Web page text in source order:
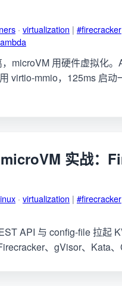
· virtualization | #firecracker
microVM 用硬件虚拟化
virtio-mmio，125ms 启
microVM 实战：
· virtualization | #firecracker
API 与 config-file 拉起
、gVisor、Kata、